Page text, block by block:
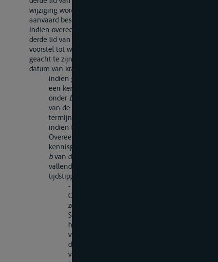
wijziging wordt gemaakt, wordt de wijziging als niet
aanvaard beschouwd en wordt zij niet van kracht.
Indien overeenkomstig het bepaalde in het tweede en
derde lid van dit artikel geen bezwaar tegen het
voorstel tot wijziging wordt gemaakt, wordt de wijziging
geacht te zijn aanvaard en wordt zij op de volgende
datum van kracht:
indien geen der Overeenkomstsluitende Partijen
een kennisgeving als bedoeld in het tweede lid,
onder b
van de in het tweede lid van dit artikel bedoelde
termijn;
indien ten minste een der
Overeenkomstsluitende Partijen een
kennisgeving als bedoeld in het tweede lid, onder
bvan dit artikel heeft gedaan, op het eerst
vallende van de beide hierna genoemde
tijdstippen:
- de datum waarop alle
Overeenkomstsluitende Partijen die een
zodanige kennisgeving nebben gedaan de
Secretaris-Generaal ervan in kennis
hebben gesteld dat zij instemmen met het
voorstel tot wijziging, met dien verstande
dat deze datum wordt gesteld op het einde
van de in lid 2 van dit artikel bedoelde